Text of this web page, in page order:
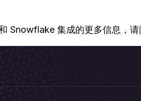
Snowflake 集成的更多信息，请